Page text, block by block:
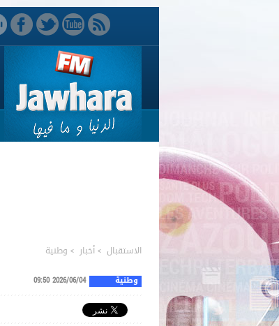
الاستقبال >أخبار > وطنية
وطنية 2026/06/04 09:50